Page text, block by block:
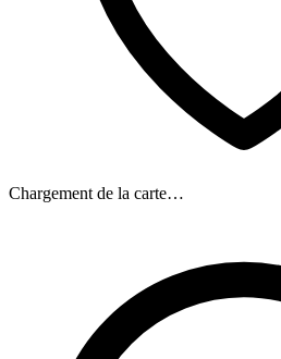
Chargement de la carte…